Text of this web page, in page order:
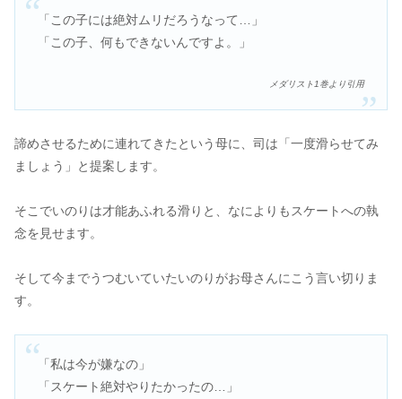
「この子には絶対ムリだろうなって…」
「この子、何もできないんですよ。」
メダリスト1巻より引用
諦めさせるために連れてきたという母に、司は「一度滑らせてみ
ましょう」と提案します。
そこでいのりは才能あふれる滑りと、なによりもスケートへの執
念を見せます。
そして今までうつむいていたいのりがお母さんにこう言い切りま
す。
「私は今が嫌なの」
「スケート絶対やりたかったの…」